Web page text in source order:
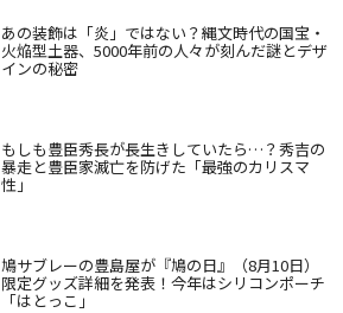
あの装飾は「炎」ではない？縄文時代の国宝・
火焔型土器、5000年前の人々が刻んだ謎とデザ
インの秘密
もしも豊臣秀長が長生きしていたら…？秀吉の
暴走と豊臣家滅亡を防げた「最強のカリスマ
性」
鳩サブレーの豊島屋が『鳩の日』（8月10日）
限定グッズ詳細を発表！今年はシリコンポーチ
「はとっこ」